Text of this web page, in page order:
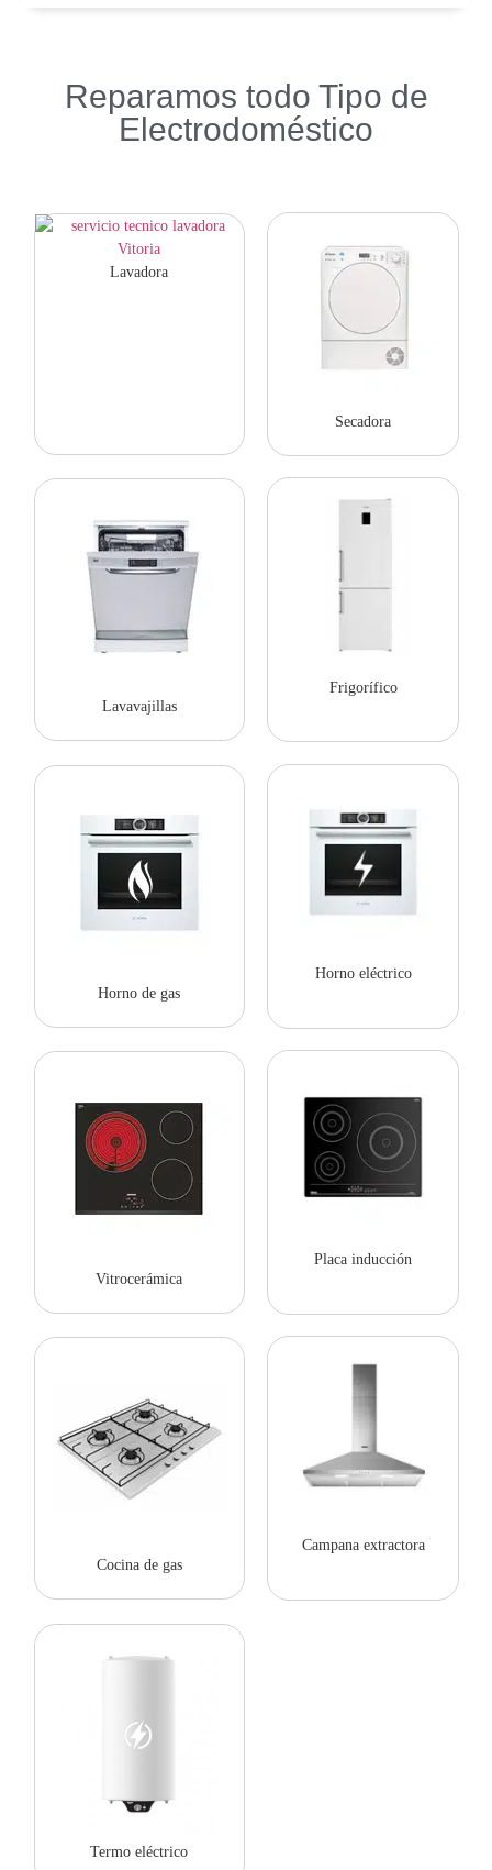
Reparamos todo Tipo de
Electrodoméstico
Lavadora
Secadora
Lavavajillas
Frigorífico
Horno de gas
Horno eléctrico
Vitrocerámica
Placa inducción
Cocina de gas
Campana extractora
Termo eléctrico